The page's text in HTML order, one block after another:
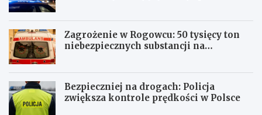
Zagrożenie w Rogowcu: 50 tysięcy ton
niebezpiecznych substancji na
Bezpieczniej na drogach: Policja
zwiększa kontrole prędkości w Polsce